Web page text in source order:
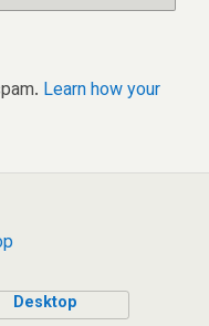
Learn how your
Desktop